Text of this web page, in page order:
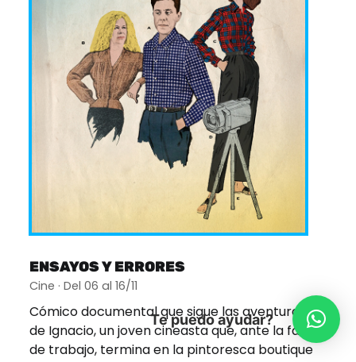
ENSAYOS Y ERRORES
Cine · Del 06 al 16/11
Cómico documental que sigue las aventuras
de Ignacio, un joven cineasta que, ante la falta
de trabajo, termina en la pintoresca boutique
Te puedo ayudar?